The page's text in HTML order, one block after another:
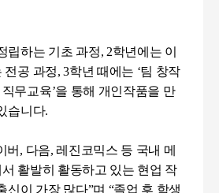
립하는 기초 과정, 2학년에는 이
전공 과정, 3학년 때에는 ‘팀 창작
무교육’을 통해 개인작품을 만
습니다.
버 , 다음, 레진코믹스 등 국내 메
활발히 활동하고 있는 현업 작
신이 가장 많다”며 “졸업 후 학생